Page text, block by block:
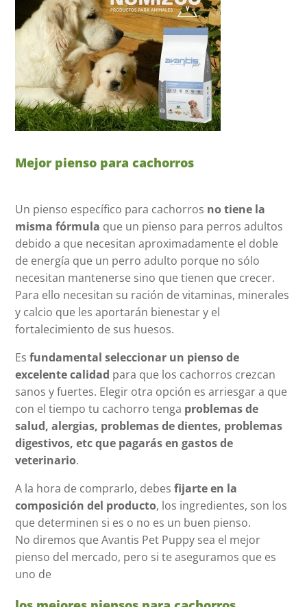
Mejor pienso para cachorros
Un pienso específico para cachorros no tiene la
misma fórmula que un pienso para perros adultos
debido a que necesitan aproximadamente el doble
de energía que un perro adulto porque no sólo
necesitan mantenerse sino que tienen que crecer.
Para ello necesitan su ración de vitaminas, minerales
y calcio que les aportarán bienestar y el
fortalecimiento de sus huesos.
Esfundamental seleccionar un pienso de
excelente calidad para que los cachorros crezcan
sanos y fuertes. Elegir otra opción es arriesgar a que
con el tiempo tu cachorro tenga problemas de
salud, alergias, problemas de dientes, problemas
digestivos, etc que pagarás en gastos de
veterinario.
A la hora de comprarlo, debesfijarte en la
composición del producto, los ingredientes, son los
que determinen si es o no es un buen pienso.
No diremos que Avantis Pet Puppy sea el mejor
pienso del mercado, pero si te aseguramos que es
uno de